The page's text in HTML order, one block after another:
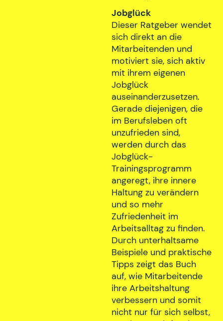
Jobglück
Dieser Ratgeber wendet
sich direkt an die
Mitarbeitenden und
motiviert sie, sich aktiv
mit ihrem eigenen
Jobglück
auseinanderzusetzen.
Gerade diejenigen, die
im Berufsleben oft
unzufrieden sind,
werden durch das
Jobglück-
Trainingsprogramm
angeregt, ihre innere
Haltung zu verändern
und so mehr
Zufriedenheit im
Arbeitsalltag zu finden.
Durch unterhaltsame
Beispiele und praktische
Tipps zeigt das Buch
auf, wie Mitarbeitende
ihre Arbeitshaltung
verbessern und somit
nicht nur für sich selbst,